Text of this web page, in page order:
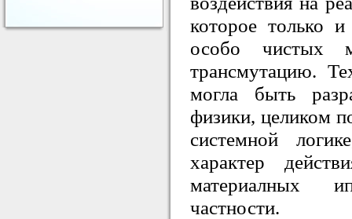
которое только и
особо чистых
трансмутацию.
могла быть
физики, целиком
системной
характер
материалных
частности.